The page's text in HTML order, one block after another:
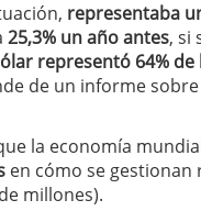
representaba
25,3% un año antes, si
representó 64% de
de un informe
la economía
en cómo se
millones).